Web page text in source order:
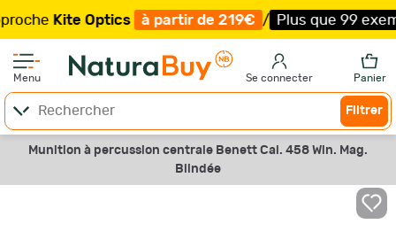
Kite Optics à partir de 219€ / Plus que 99
Menu Se connecter Panier
Filtrer
Munition à percussion centrale Benett Cal. 458 Win. Mag.
Blindée